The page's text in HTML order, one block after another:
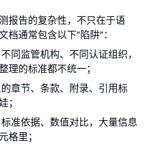
报告的复杂性，不只在于语
档通常包含以下"陷阱"：
同监管机构、不同认证组织，
理的标准都不统一；
章节、条款、附录、引用标
；
准依据、数值对比，大量信息
格里；